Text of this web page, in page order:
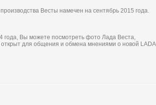
Весты намечен на сентябрь 2015 года.
года, Вы можете посмотреть фото Лада Веста,
открыт для общения и обмена мнениями о новой LADA